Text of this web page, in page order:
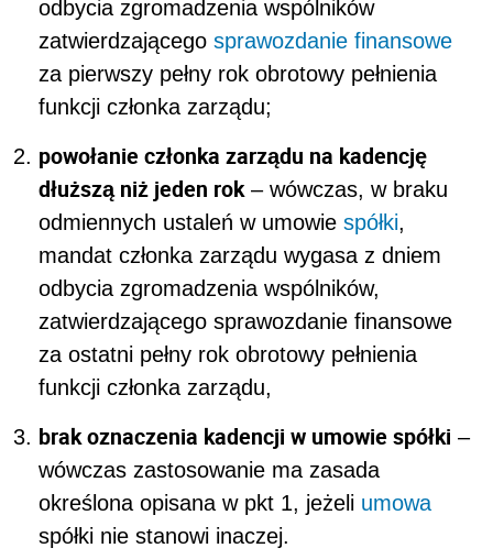
odbycia zgromadzenia wspólników
zatwierdzającego sprawozdanie finansowe
za pierwszy pełny rok obrotowy pełnienia
funkcji członka zarządu;
powołanie członka zarządu na kadencję
dłuższą niż jeden rok – wówczas, w braku
odmiennych ustaleń w umowie spółki,
mandat członka zarządu wygasa z dniem
odbycia zgromadzenia wspólników,
zatwierdzającego sprawozdanie finansowe
za ostatni pełny rok obrotowy pełnienia
funkcji członka zarządu,
brak oznaczenia kadencji w umowie spółki –
wówczas zastosowanie ma zasada
określona opisana w pkt 1, jeżeli umowa
spółki nie stanowi inaczej.